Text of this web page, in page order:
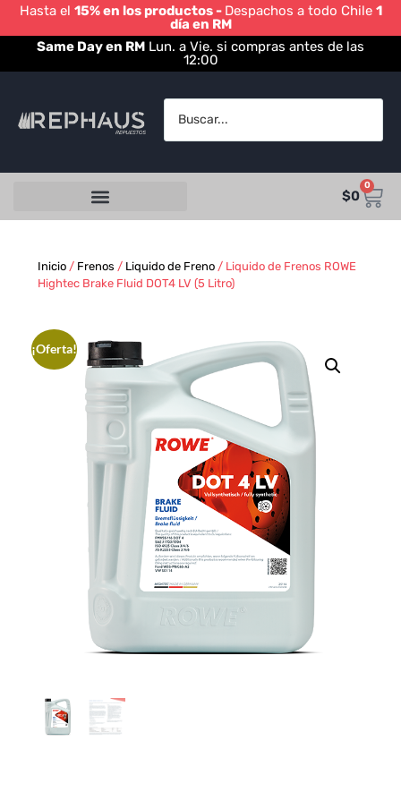
Hasta el 15% en los productos - Despachos a todo Chile 1
día en RM
Same Day en RM Lun. a Vie. si compras antes de las
12:00
$0
0
Inicio / Frenos / Liquido de Freno / Liquido de Frenos ROWE
Hightec Brake Fluid DOT4 LV (5 Litro)
¡Oferta!